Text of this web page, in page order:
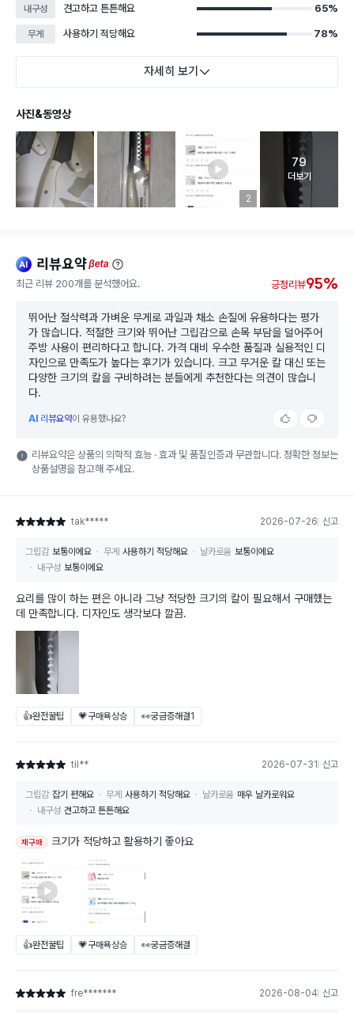
내구성 견고하고 튼튼해요 65%
무게 사용하기 적당해요 78%
자세히 보기
사진&동영상
리뷰 이미지 등록 개수
2
고객 리뷰
79
더보기
ai 리뷰요약beta
최근 리뷰 200개를 분석했어요. 긍정리뷰95%
뛰어난 절삭력과 가벼운 무게로 과일과 채소 손질에 유용하다는 평가
가 많습니다. 적절한 크기와 뛰어난 그립감으로 손목 부담을 덜어주어
주방 사용이 편리하다고 합니다. 가격 대비 우수한 품질과 실용적인 디
자인으로 만족도가 높다는 후기가 있습니다. 크고 무거운 칼 대신 또는
다양한 크기의 칼을 구비하려는 분들에게 추천한다는 의견이 많습니
다.
AI 리뷰요약이 유용했나요?
리뷰요약은 상품의 의학적 효능 · 효과 및 품질인증과 무관합니다. 정확한 정보는
상품설명을 참고해 주세요.
별점 5점 tak***** 2026-07-26 신고
그립감 보통이에요 무게 사용하기 적당해요 날카로움 보통이에요
내구성 보통이에요
요리를 많이 하는 편은 아니라 그냥 적당한 크기의 칼이 필요해서 구매했는
데 만족합니다. 디자인도 생각보다 깔끔.
👍완전꿀팁 💗구매욕상승 👀궁금증해결1
별점 5점 til** 2026-07-31 신고
그립감 잡기 편해요 무게 사용하기 적당해요 날카로움 매우 날카로워요
내구성 견고하고 튼튼해요
재구매 크기가 적당하고 활용하기 좋아요
👍완전꿀팁 💗구매욕상승 👀궁금증해결
별점 5점 fre******* 2026-08-04 신고